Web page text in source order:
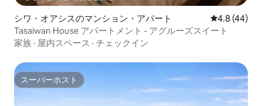
シワ・オアシスのマンション・アパート レビュー44
4.8 (44)
Tasaiwan House アパートメント - アグルーズスイート
家族 · 屋内スペース · チェックイン
スーパーホスト
スーパーホスト